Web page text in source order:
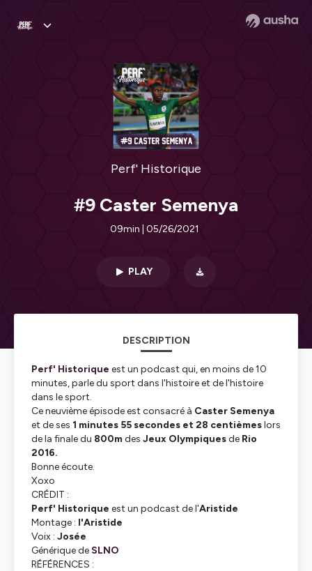
Perf' Historique
#9 Caster Semenya
09min | 05/26/2021
PLAY
DESCRIPTION
Perf' Historique est un podcast qui, en moins de 10
minutes, parle du sport dans l'histoire et de l'histoire
dans le sport.
Ce neuvième épisode est consacré à Caster Semenya
et de ses 1 minutes 55 secondes et 28 centièmeslors
de la finale du 800mdes Jeux Olympiquesde Rio
2016.
Bonne écoute.
Xoxo
CRÉDIT :
Perf' Historique est un podcast de l'Aristide
Montage : l'Aristide
Voix : Josée
Générique de SLNO
RÉFÉRENCES :